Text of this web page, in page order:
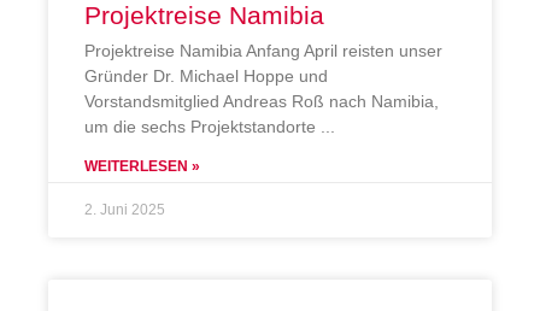
Projektreise Namibia
Projektreise Namibia Anfang April reisten unser
Gründer Dr. Michael Hoppe und
Vorstandsmitglied Andreas Roß nach Namibia,
um die sechs Projektstandorte
WEITERLESEN »
2. Juni 2025